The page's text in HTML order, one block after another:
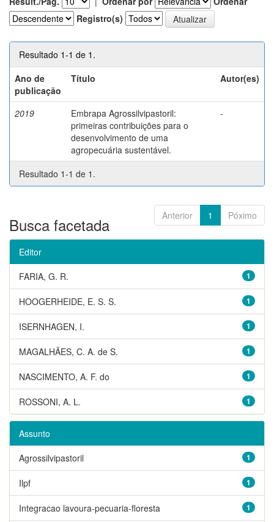
Registro(s)
Resultado 1-1 de 1.
Ano de
publicação
Título Autor(es)
2019
Embrapa Agrossilvipastoril:
primeiras contribuições para o
desenvolvimento de uma
agropecuária sustentável.
-
Resultado 1-1 de 1.
Anterior 1 Póximo
Busca facetada
Editor
1
FARIA, G. R.
1
HOOGERHEIDE, E. S. S.
1
ISERNHAGEN, I.
1
MAGALHÃES, C. A. de S.
1
NASCIMENTO, A. F. do
1
ROSSONI, A. L.
Assunto
1
Agrossilvipastoril
1
Ilpf
1
Integracao lavoura-pecuaria-floresta